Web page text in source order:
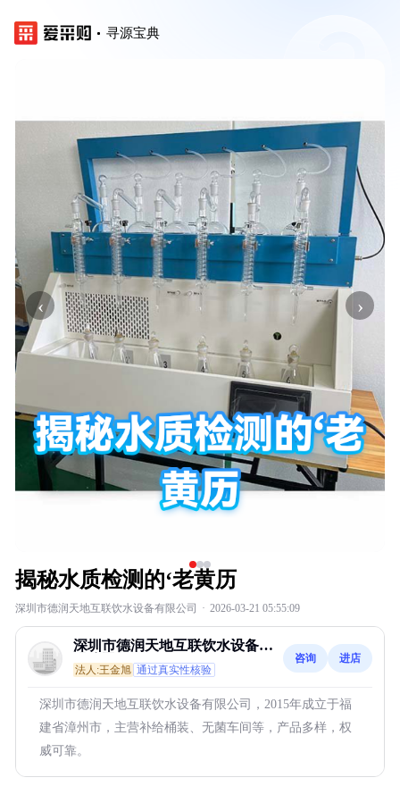
寻源宝典
‹ ›
揭秘水质检测的‘老黄历
深圳市德润天地互联饮水设备有限公司 · 2026-03-21 05:55:09
深圳市德润天地互联饮水设备有
限公司
法人:王金旭 通过真实性核验
咨询 进店
深圳市德润天地互联饮水设备有限公司，2015年成立于福
建省漳州市，主营补给桶装、无菌车间等，产品多样，权
威可靠。